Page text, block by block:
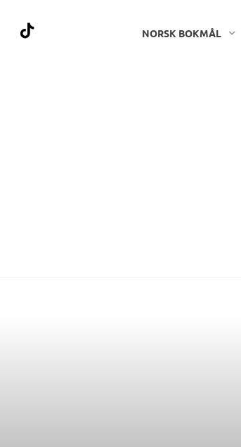
NORSK BOKMÅL